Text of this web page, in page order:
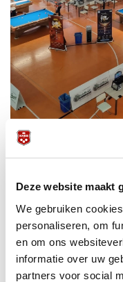
Deze website maakt
We gebruiken
personaliseren, om
en om ons
informatie over uw
partners voor social
In de middag hebben
waar iedereen feeling
in de middag zijn een
terwijl een paar het
lekkere frisse duik.